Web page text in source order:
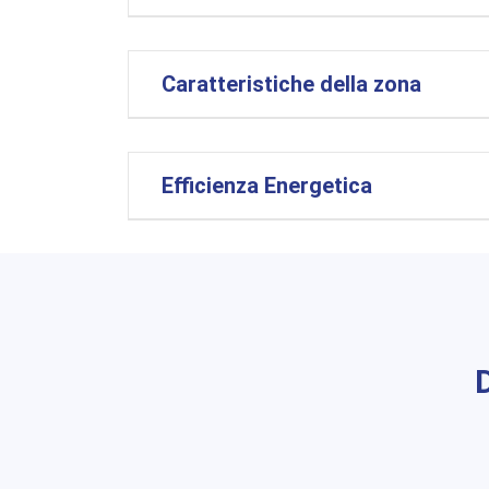
Caratteristiche della zona
Efficienza Energetica